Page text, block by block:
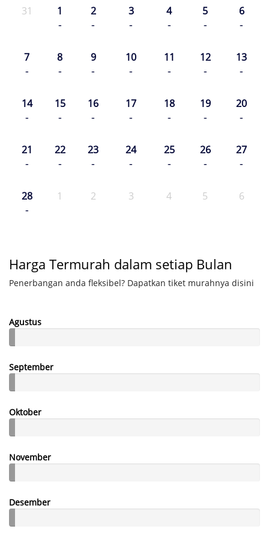
31 1
-
2
-
3
-
4
-
5
-
6
-
7
-
8
-
9
-
10
-
11
-
12
-
13
-
14
-
15
-
16
-
17
-
18
-
19
-
20
-
21
-
22
-
23
-
24
-
25
-
26
-
27
-
28
-
1 2 3 4 5 6
Harga Termurah dalam setiap Bulan
Penerbangan anda fleksibel? Dapatkan tiket murahnya disini
Agustus
September
Oktober
November
Desember